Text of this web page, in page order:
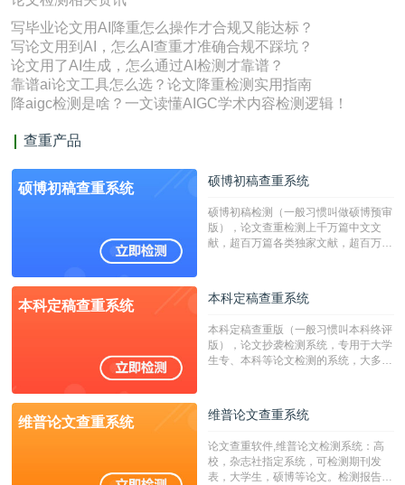
写毕业论文用AI降重怎么操作才合规又能达标？
写论文用到AI，怎么AI查重才准确合规不踩坑？
论文用了AI生成，怎么通过AI检测才靠谱？
靠谱ai论文工具怎么选？论文降重检测实用指南
降aigc检测是啥？一文读懂AIGC学术内容检测逻辑！
查重产品
硕博初稿查重系统 硕博初稿查重系统
硕博初稿检测（一般习惯叫做硕博预审
版），论文查重检测上千万篇中文文
献，超百万篇各类独家文献，超百万港
校用来检测硕博论文的系统，检测范围
广，数据来源真实，检测算法合理!本
字符数30万）
本科定稿查重系统 本科定稿查重系统
本科定稿查重版（一般习惯叫本科终评
版），论文抄袭检测系统，专用于大学
生专、本科等论文检测的系统，大多数
维普论文查重系统 维普论文查重系统
论文查重软件,维普论文检测系统：高
校，杂志社指定系统，可检测期刊发
表，大学生，硕博等论文。检测报告支